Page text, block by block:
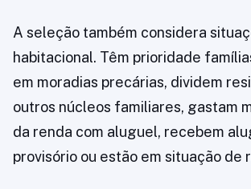
A seleção também considera
habitacional. Têm prioridade
em moradias precárias, dividem
outros núcleos familiares, gastam
da renda com aluguel, recebem
provisório ou estão em situação de